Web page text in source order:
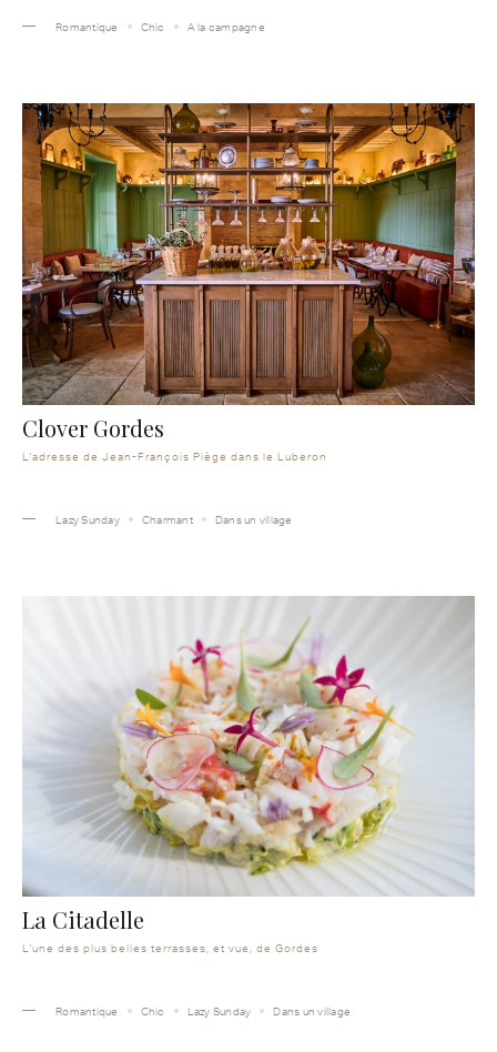
Romantique Chic A la campagne
Clover Gordes
L'adresse de Jean-François Piège dans le Luberon
Lazy Sunday Charmant Dans un village
La Citadelle
L'une des plus belles terrasses, et vue, de Gordes
Romantique Chic Lazy Sunday Dans un village